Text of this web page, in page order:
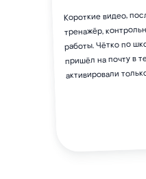
Короткие видео,
тренажёр,
работы. Чётко по
пришёл на почту в
активировали